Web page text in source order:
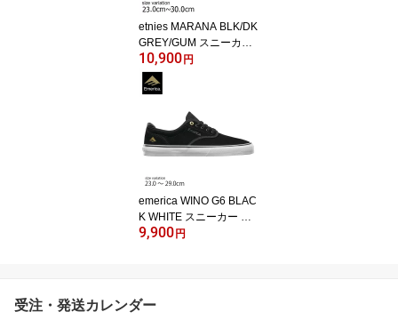
etnies MARANA BLK/DK
GREY/GUM スニーカー
エトニーズ マラナ スケ
ートボード スケボー ス
ケート ストリート
10,900 円
emerica WINO G6 BLAC
K WHITE スニーカー エ
メリカ スニーカー スケ
9,900 円
受注・発送カレンダー